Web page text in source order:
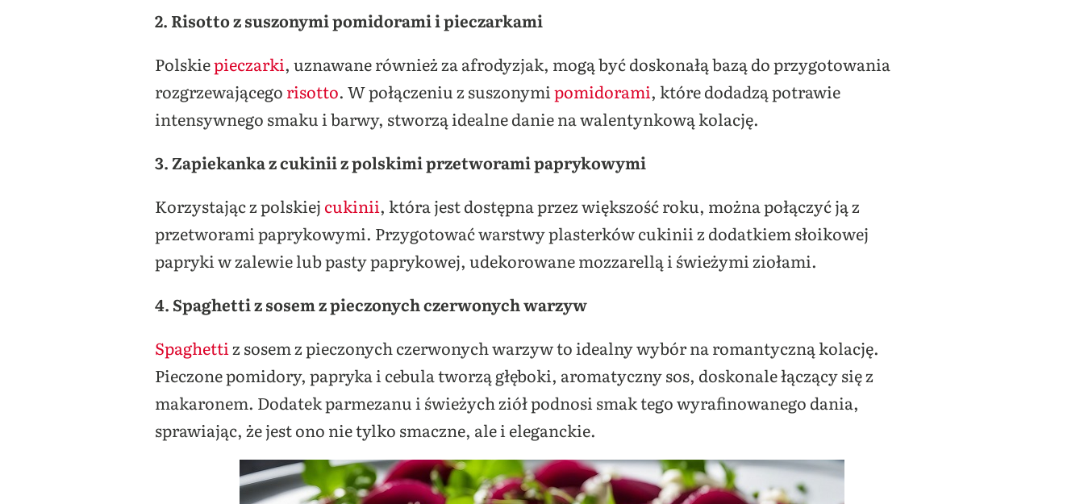
2. Risotto z suszonymi pomidorami i pieczarkami
Polskiepieczarki, uznawane również za afrodyzjak, mogą być doskonałą bazą do przygotowania
rozgrzewającego risotto. W połączeniu z suszonymipomidorami, które dodadzą potrawie
intensywnego smaku i barwy, stworzą idealne danie na walentynkową kolację.
3. Zapiekanka z cukinii z polskimi przetworami paprykowymi
Korzystając z polskiej cukinii, która jest dostępna przez większość roku, można połączyć ją z
przetworami paprykowymi. Przygotować warstwy plasterków cukinii z dodatkiem słoikowej
papryki w zalewie lub pasty paprykowej, udekorowane mozzarellą i świeżymi ziołami.
4. Spaghetti z sosem z pieczonych czerwonych warzyw
Spaghettiz sosem z pieczonych czerwonych warzyw to idealny wybór na romantyczną kolację.
Pieczone pomidory, papryka i cebula tworzą głęboki, aromatyczny sos, doskonale łączący się z
makaronem. Dodatek parmezanu i świeżych ziół podnosi smak tego wyrafinowanego dania,
sprawiając, że jest ono nie tylko smaczne, ale i eleganckie.